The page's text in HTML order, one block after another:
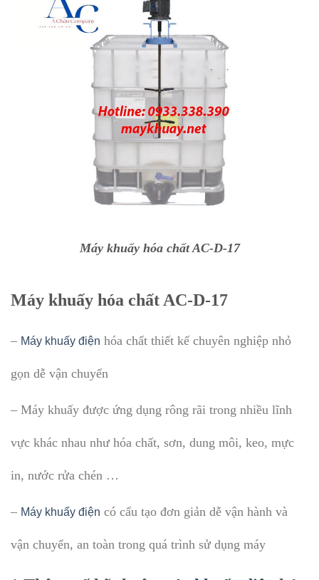
Máy khuấy hóa chất AC-D-17
Máy khuấy hóa chất AC-D-17
– Máy khuấy điện hóa chất thiết kế chuyên nghiệp nhỏ
gọn dễ vận chuyển
– Máy khuấy được ứng dụng rông rãi trong nhiều lĩnh
vực khác nhau như hóa chất, sơn, dung môi, keo, mực
in, nước rửa chén …
– Máy khuấy điện có cấu tạo đơn giản dễ vận hành và
vận chuyển, an toàn trong quá trình sử dụng máy